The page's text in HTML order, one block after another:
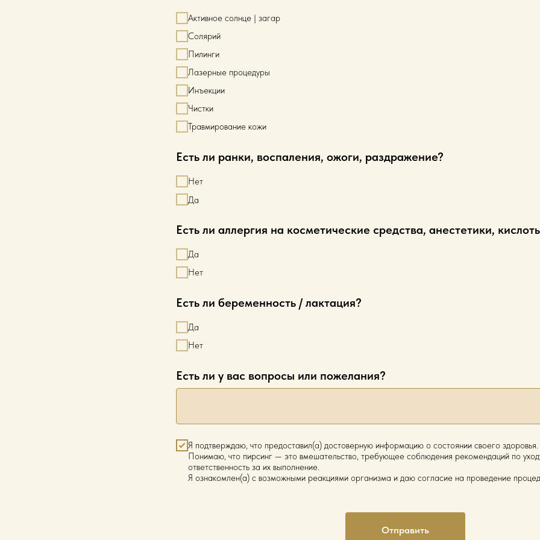
Активное солнце | загар
Солярий
Пилинги
Лазерные процедуры
Инъекции
Чистки
Травмирование кожи
Есть ли ранки, воспаления, ожоги, раздражение?
Нет
Да
Есть ли аллергия на косметические средства, анестетики,
Да
Нет
Есть ли беременность / лактация?
Да
Нет
Есть ли у вас вопросы или пожелания?
Я подтверждаю, что предоставил(а) достоверную информацию о состоянии своего здоровья.
Понимаю, что пирсинг — это вмешательство, требующее соблюдения рекомендаций по
ответственность за их выполнение.
Я ознакомлен(а) с возможными реакциями организма и даю согласие на проведение
Отправить